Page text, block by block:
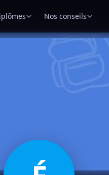
Nos conseils